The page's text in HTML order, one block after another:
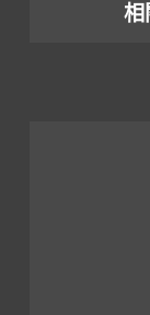
相